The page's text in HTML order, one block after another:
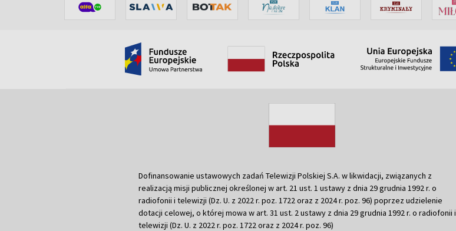
Dofinansowanie ustawowych zadań Telewizji Polskiej S.A. w likwidacji, związanych z
realizacją misji publicznej określonej w art. 21 ust. 1 ustawy z dnia 29 grudnia 1992 r. o
radiofonii i telewizji (Dz. U. z 2022 r. poz. 1722 oraz z 2024 r. poz. 96) poprzez udzielenie
dotacji celowej, o której mowa w art. 31 ust. 2 ustawy z dnia 29 grudnia 1992 r. o radiofonii i
telewizji (Dz. U. z 2022 r. poz. 1722 oraz z 2024 r. poz. 96)